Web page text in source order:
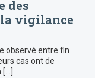
des
vigilance
observé entre fin
cas ont de